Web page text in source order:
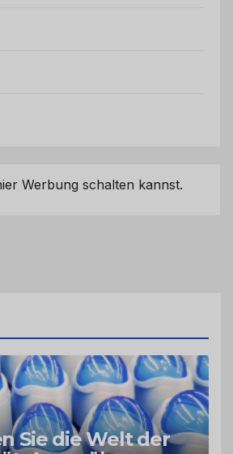
Werbung schalten kannst.
Sie die Welt der